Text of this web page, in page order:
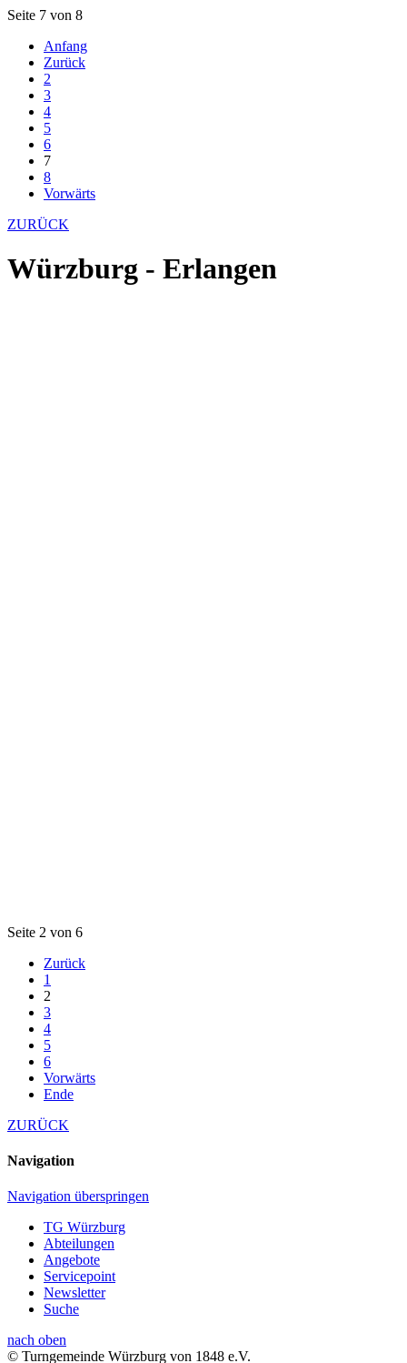
Seite 7 von 8
Anfang
Zurück
2
3
4
5
6
7
8
Vorwärts
ZURÜCK
Würzburg - Erlangen
Seite 2 von 6
Zurück
1
2
3
4
5
6
Vorwärts
Ende
ZURÜCK
Navigation
Navigation überspringen
TG Würzburg
Abteilungen
Angebote
Servicepoint
Newsletter
Suche
nach oben
© Turngemeinde Würzburg von 1848 e.V.